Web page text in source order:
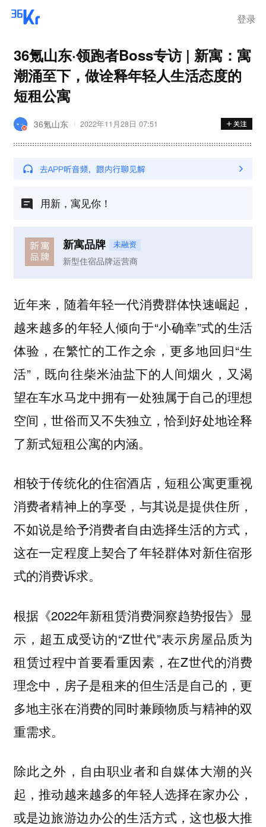
登录
36氪山东·领跑者Boss专访 | 新寓：寓
潮涌至下，做诠释年轻人生活态度的
短租公寓
36氪山东 2022年11月28日 07:51
用新，寓见你！
新寓品牌 未融资
新型住宿品牌运营商
近年来，随着年轻一代消费群体快速崛起，
越来越多的年轻人倾向于“小确幸”式的生活
体验，在繁忙的工作之余，更多地回归“生
活”，既向往柴米油盐下的人间烟火，又渴
望在车水马龙中拥有一处独属于自己的理想
空间，世俗而又不失独立，恰到好处地诠释
了新式短租公寓的内涵。
相较于传统化的住宿酒店，短租公寓更重视
消费者精神上的享受，与其说是提供住所，
不如说是给予消费者自由选择生活的方式，
这在一定程度上契合了年轻群体对新住宿形
式的消费诉求。
根据《2022年新租赁消费洞察趋势报告》显
示，超五成受访的“Z世代”表示房屋品质为
租赁过程中首要看重因素，在Z世代的消费
理念中，房子是租来的但生活是自己的，更
多地主张在消费的同时兼顾物质与精神的双
重需求。
除此之外，自由职业者和自媒体大潮的兴
起，推动越来越多的年轻人选择在家办公，
或是边旅游边办公的生活方式，这也极大推